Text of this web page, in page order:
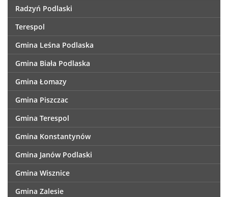
Radzyń Podlaski
Terespol
Gmina Leśna Podlaska
Gmina Biała Podlaska
Gmina Łomazy
Gmina Piszczac
Gmina Terespol
Gmina Konstantynów
Gmina Janów Podlaski
Gmina Wisznice
Gmina Zalesie